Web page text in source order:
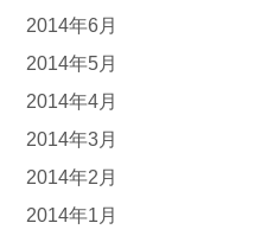
2014年6月
2014年5月
2014年4月
2014年3月
2014年2月
2014年1月